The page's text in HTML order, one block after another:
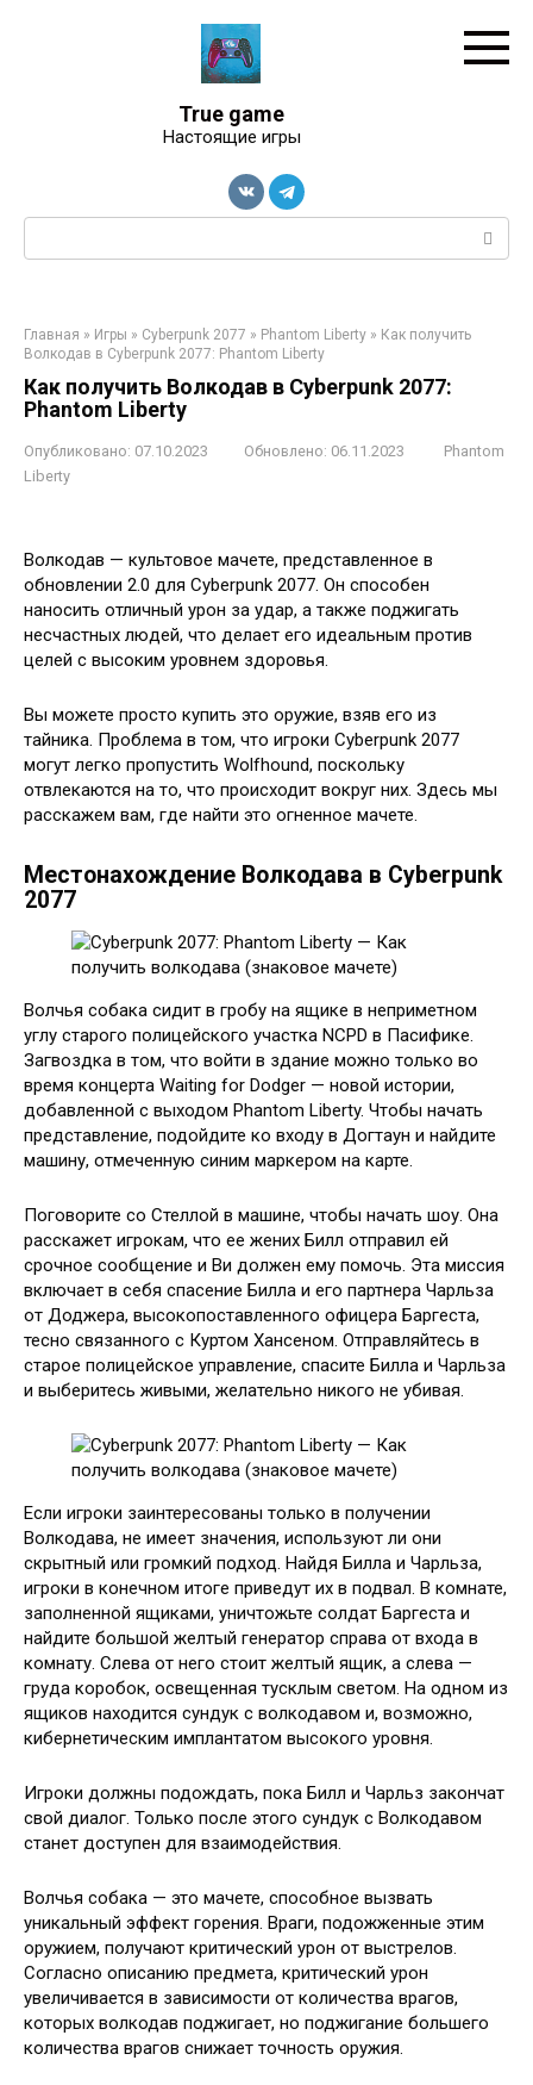
True game
Настоящие игры
Поиск:
Главная » Игры » Cyberpunk 2077 » Phantom Liberty » Как получить
Волкодав в Cyberpunk 2077: Phantom Liberty
Как получить Волкодав в Cyberpunk 2077:
Phantom Liberty
Опубликовано: 07.10.2023 Обновлено: 06.11.2023
Phantom
Liberty
Волкодав — культовое мачете, представленное в
обновлении 2.0 для Cyberpunk 2077. Он способен
наносить отличный урон за удар, а также поджигать
несчастных людей, что делает его идеальным против
целей с высоким уровнем здоровья.
Вы можете просто купить это оружие, взяв его из
тайника. Проблема в том, что игроки Cyberpunk 2077
могут легко пропустить Wolfhound, поскольку
отвлекаются на то, что происходит вокруг них. Здесь мы
расскажем вам, где найти это огненное мачете.
Местонахождение Волкодава в Cyberpunk
2077
Волчья собака сидит в гробу на ящике в неприметном
углу старого полицейского участка NCPD в Пасифике.
Загвоздка в том, что войти в здание можно только во
время концерта Waiting for Dodger — новой истории,
добавленной с выходом Phantom Liberty. Чтобы начать
представление, подойдите ко входу в Догтаун и найдите
машину, отмеченную синим маркером на карте.
Поговорите со Стеллой в машине, чтобы начать шоу. Она
расскажет игрокам, что ее жених Билл отправил ей
срочное сообщение и Ви должен ему помочь. Эта миссия
включает в себя спасение Билла и его партнера Чарльза
от Доджера, высокопоставленного офицера Баргеста,
тесно связанного с Куртом Хансеном. Отправляйтесь в
старое полицейское управление, спасите Билла и Чарльза
и выберитесь живыми, желательно никого не убивая.
Если игроки заинтересованы только в получении
Волкодава, не имеет значения, используют ли они
скрытный или громкий подход. Найдя Билла и Чарльза,
игроки в конечном итоге приведут их в подвал. В комнате,
заполненной ящиками, уничтожьте солдат Баргеста и
найдите большой желтый генератор справа от входа в
комнату. Слева от него стоит желтый ящик, а слева —
груда коробок, освещенная тусклым светом. На одном из
ящиков находится сундук с волкодавом и, возможно,
кибернетическим имплантатом высокого уровня.
Игроки должны подождать, пока Билл и Чарльз закончат
свой диалог. Только после этого сундук с Волкодавом
станет доступен для взаимодействия.
Волчья собака — это мачете, способное вызвать
уникальный эффект горения. Враги, подожженные этим
оружием, получают критический урон от выстрелов.
Согласно описанию предмета, критический урон
увеличивается в зависимости от количества врагов,
которых волкодав поджигает, но поджигание большего
количества врагов снижает точность оружия.